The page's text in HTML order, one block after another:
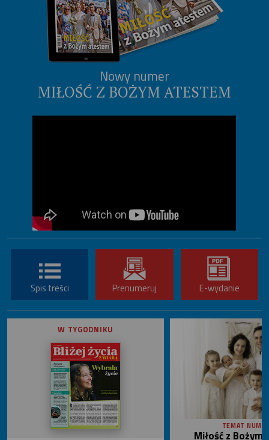
Nowy numer
MIŁOŚĆ Z BOŻYM ATESTEM
Spis treści Prenumeruj E-wydanie
W TYGODNIKU
TEMAT
Miłość z